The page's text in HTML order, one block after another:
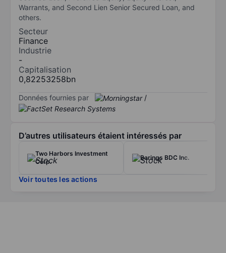
Warrants, and Second Lien Senior Secured Loan, and
others.
Secteur
Finance
Industrie
-
Capitalisation
0,82253258bn
Données fournies par /
D’autres utilisateurs étaient intéressés par
Two Harbors Investment
Corp.
Barings BDC Inc.
Voir toutes les actions